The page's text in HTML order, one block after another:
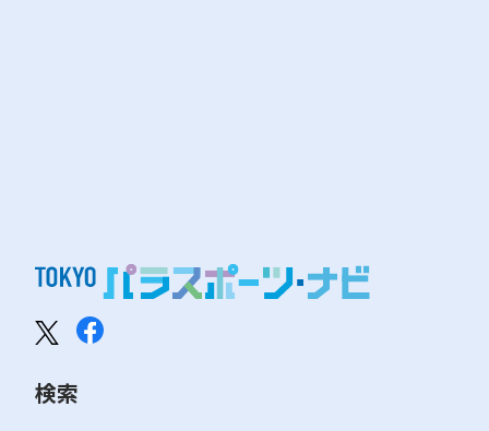
検索